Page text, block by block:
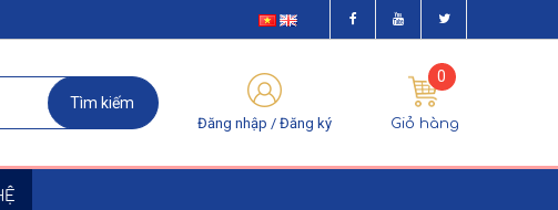
Đăng nhập /Đăng ký Giỏ hàng
0